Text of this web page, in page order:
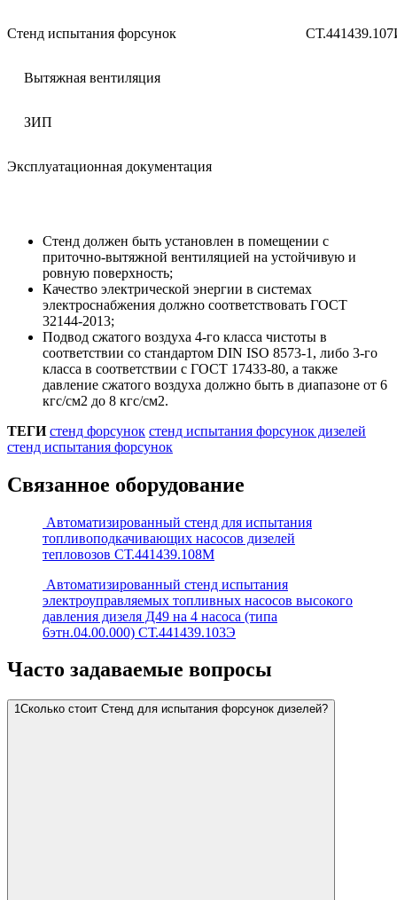
Стенд испытания форсунок
Вытяжная вентиляция
ЗИП
Эксплуатационная документация
Стенд должен быть установлен в помещении с
приточно-вытяжной вентиляцией на устойчивую и
ровную поверхность;
Качество электрической энергии в системах
электроснабжения должно соответствовать ГОСТ
32144-2013;
Подвод сжатого воздуха 4-го класса чистоты в
соответствии со стандартом DIN ISO 8573-1, либо 3-го
класса в соответствии с ГОСТ 17433-80, а также
давление сжатого воздуха должно быть в диапазоне от 6
кгс/см2 до 8 кгс/см2.
ТЕГИ стенд форсунок стенд испытания форсунок дизелей
стенд испытания форсунок
Связанное оборудование
Автоматизированный стенд для испытания
топливоподкачивающих насосов дизелей
тепловозов СТ.441439.108М
Автоматизированный стенд испытания
электроуправляемых топливных насосов высокого
давления дизеля Д49 на 4 насоса (типа
6этн.04.00.000) СТ.441439.103Э
Часто задаваемые вопросы
1Сколько стоит Стенд для испытания форсунок дизелей?